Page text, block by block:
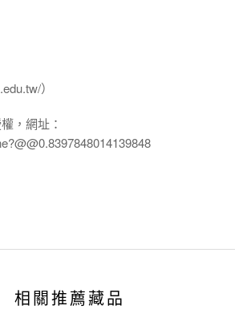
）
，網址：
相關推薦藏品